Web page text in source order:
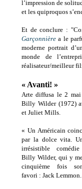
l’impression de
et les quiproquos
Et de conclure :
Garçonnière a le
moderne portrait
monde de
réalisateur/meilleur
« Avanti! »
Arte diffusa le 2
Billy Wilder (1972)
et Juliet Mills.
« Un Américain
par la dolce vita.
irrésistible
Billy Wilder, qui y
cinquième fois
favori : Jack